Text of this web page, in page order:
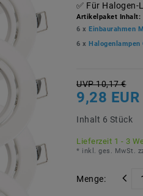
Für Halogen-
Artikelpaket Inhalt:
6 x Einbaurahmen
6 x Halogenlampen
UVP 10,17 €
9,28 EUR
Inhalt 6 Stück
Lieferzeit 1 - 3
* inkl. ges. MwSt.
Menge: